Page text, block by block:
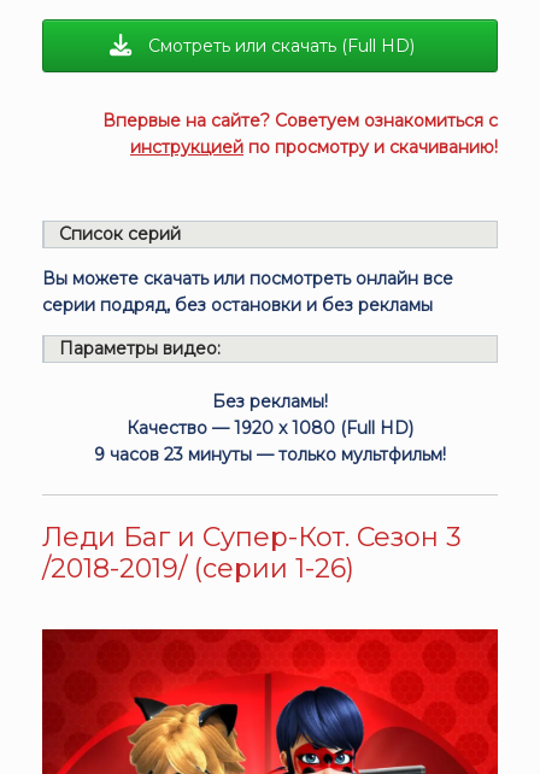
Смотреть или скачать (Full HD)
Впервые на сайте? Советуем ознакомиться с
инструкцией по просмотру и скачиванию!
Список серий
Вы можете скачать или посмотреть онлайн все
серии подряд, без остановки и без рекламы
Параметры видео:
Без рекламы!
Качество — 1920 x 1080 (Full HD)
9 часов 23 минуты — только мультфильм!
Леди Баг и Супер-Кот. Сезон 3
/2018-2019/ (серии 1-26)